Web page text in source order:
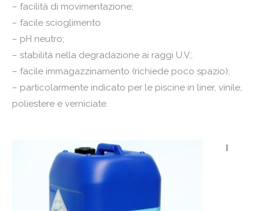
– facilità di movimentazione;
– facile scioglimento
– pH neutro;
– stabilità nella degradazione ai raggi U.V.;
– facile immagazzinamento (richiede poco spazio);
– particolarmente indicato per le piscine in liner, vinile,
poliestere e verniciate.
I